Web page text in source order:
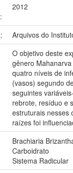
2012
Arquivos do
O objetivo deste
gênero
quatro níveis de
(vasos) segundo
seguintes
rebrote, resíduo e
estruturais nesses
raízes foi
Brachiaria
Carboidrato
Sistema Radicular